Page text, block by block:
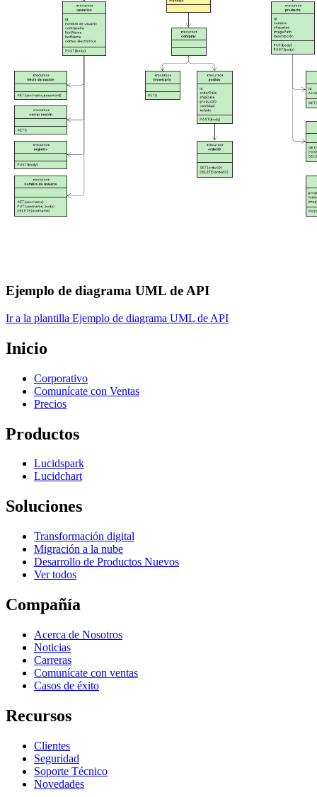
Ejemplo de diagrama UML de API
Ir a la plantilla Ejemplo de diagrama UML de API
Inicio
Corporativo
Comunícate con Ventas
Precios
Productos
Lucidspark
Lucidchart
Soluciones
Transformación digital
Migración a la nube
Desarrollo de Productos Nuevos
Ver todos
Compañía
Acerca de Nosotros
Noticias
Carreras
Comunícate con ventas
Casos de éxito
Recursos
Clientes
Seguridad
Soporte Técnico
Novedades